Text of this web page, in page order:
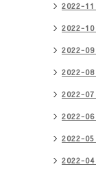
2022-11
2022-10
2022-09
2022-08
2022-07
2022-06
2022-05
2022-04